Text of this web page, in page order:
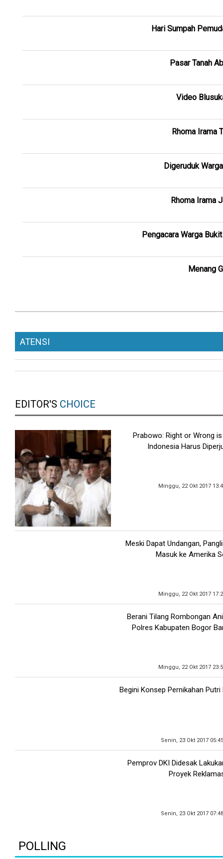
Hari Sumpah
Pasar Tanah
Video
Rhoma Irama
Digeruduk
Rhoma Irama
Pengacara Warga
Menang
ATENSI
EDITOR'S CHOICE
Prabowo: Right or Wrong
Indonesia Harus
Minggu, 22 Okt 2017
Meski Dapat Undangan,
Masuk ke Amerika
Minggu, 22 Okt 2017
Berani Tilang Rombongan
Polres Kabupaten Bogor
Minggu, 22 Okt 2017
Begini Konsep Pernikahan
Senin, 23 Okt 2017
Pemprov DKI Didesak
Proyek
Senin, 23 Okt 2017
POLLING